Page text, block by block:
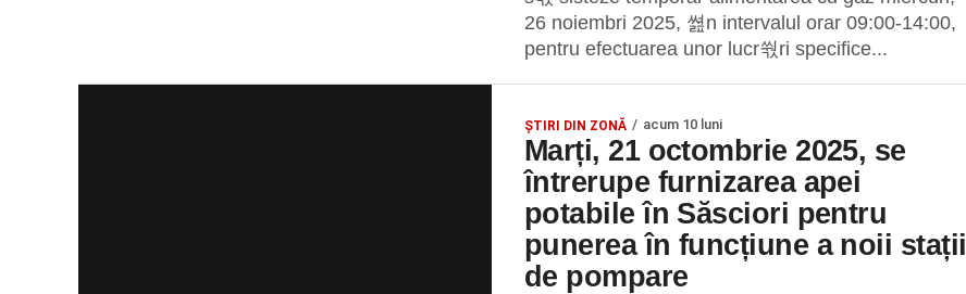
26 noiembri 2025, 쎮n intervalul orar 09:00-14:00,
pentru efectuarea unor lucr쒃ri specifice...
ȘTIRI DIN ZONĂ acum 10 luni
Marți, 21 octombrie 2025, se
întrerupe furnizarea apei
potabile în Săsciori pentru
punerea în funcțiune a noii stații
de pompare